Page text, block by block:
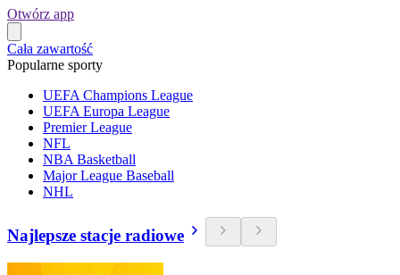
Otwórz app
Cała zawartość
Popularne sporty
UEFA Champions League
UEFA Europa League
Premier League
NFL
NBA Basketball
Major League Baseball
NHL
Najlepsze stacje radiowe